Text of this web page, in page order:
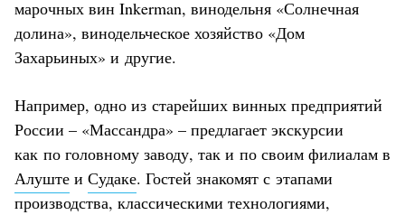
марочных вин Inkerman, винодельня «Солнечная
долина», винодельческое хозяйство «Дом
Захарьиных» и другие.
Например, одно из старейших винных предприятий
России – «Массандра» – предлагает экскурсии
как по головному заводу, так и по своим филиалам в
Алуште и Судаке. Гостей знакомят с этапами
производства, классическими технологиями,